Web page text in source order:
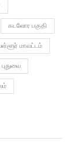
கடலோர பகுதி
மாவட்டம்
புதுவை